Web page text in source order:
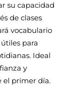
su capacidad
de clases
vocabulario
para
Ideal
y
el primer día.